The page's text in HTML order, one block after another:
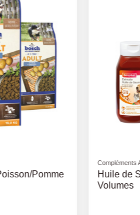
LIFE chien
Adult
- Opti-Life -
Litières
Litière
Frais